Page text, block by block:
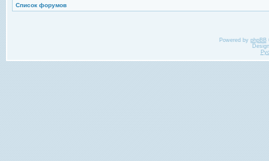
Список форумов
Powered by phpBB